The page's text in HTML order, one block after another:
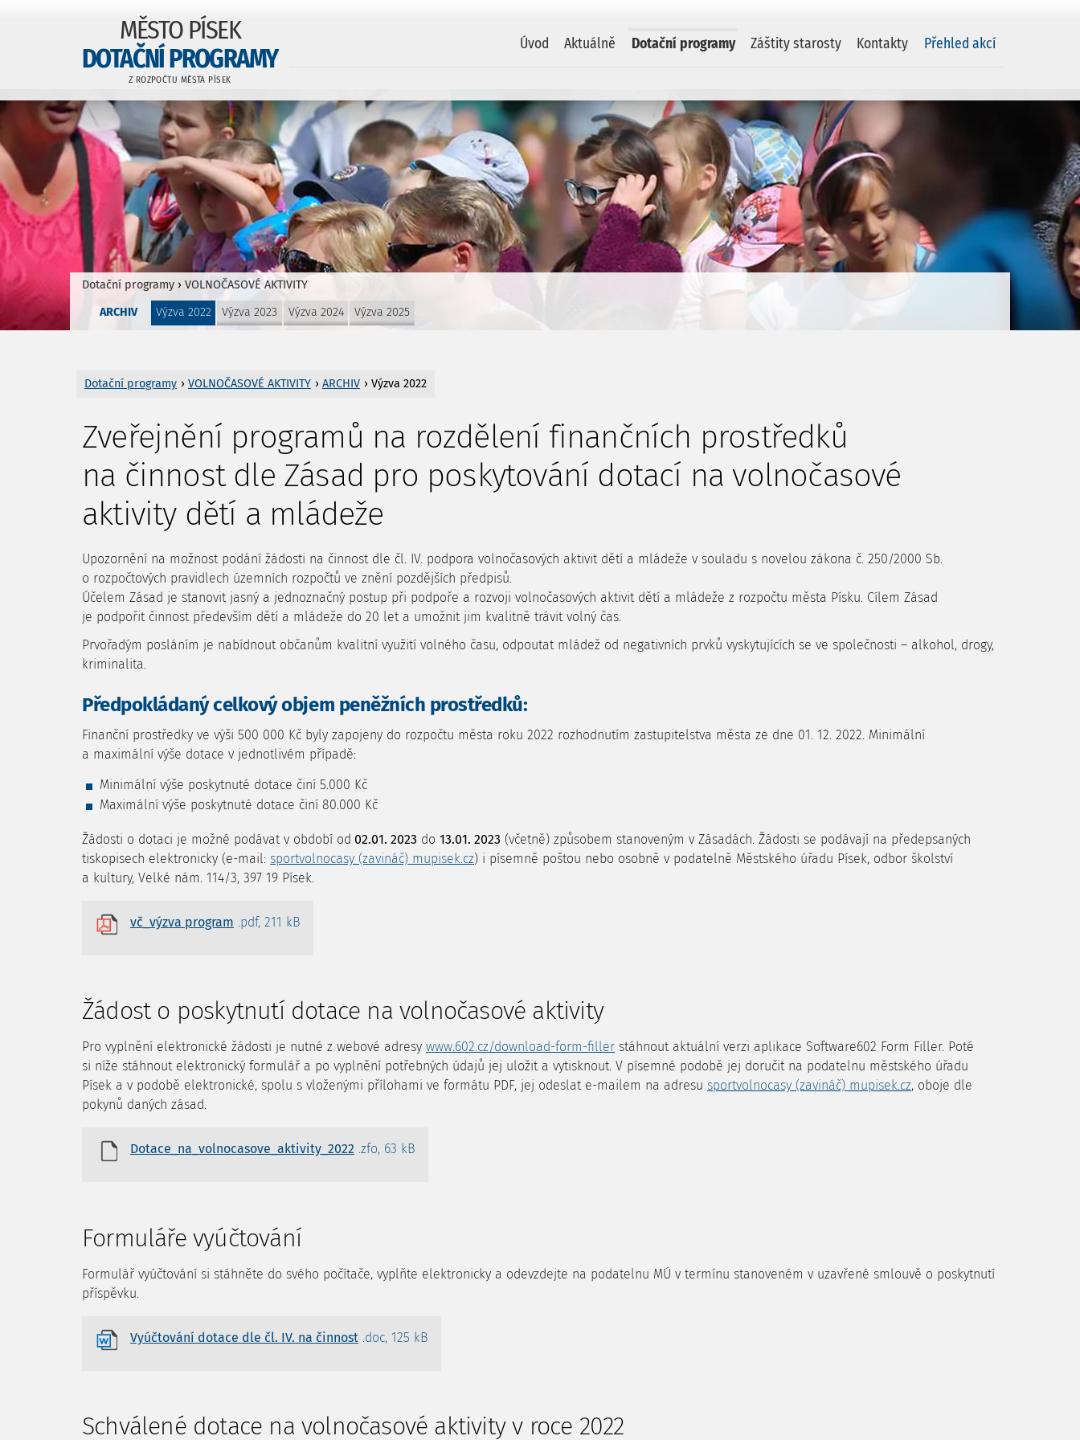
MĚSTO PÍSEK
DOTAČNÍ PROGRAMY
Z ROZPOČTU MĚSTA PÍSEK
Úvod Aktuálně Dotační programy Záštity starosty Kontakty Přehled akcí
Dotační programy › VOLNOČASOVÉ AKTIVITY
ARCHIV Výzva 2022 Výzva 2023 Výzva 2024 Výzva 2025
Dotační programy › VOLNOČASOVÉ AKTIVITY › ARCHIV › Výzva 2022
Zveřejnění programů na rozdělení finančních prostředků
na činnost dle Zásad pro poskytování dotací na volnočasové
aktivity dětí a mládeže
Upozornění na možnost podání žádosti na činnost dle čl. IV. podpora volnočasových aktivit dětí a mládeže v souladu s novelou zákona č. 250/2000 Sb.
o rozpočtových pravidlech územních rozpočtů ve znění pozdějších předpisů.
Účelem Zásad je stanovit jasný a jednoznačný postup při podpoře a rozvoji volnočasových aktivit dětí a mládeže z rozpočtu města Písku. Cílem Zásad
je podpořit činnost především dětí a mládeže do 20 let a umožnit jim kvalitně trávit volný čas.
Prvořadým posláním je nabídnout občanům kvalitní využití volného času, odpoutat mládež od negativních prvků vyskytujících se ve společnosti – alkohol, drogy,
kriminalita.
Předpokládaný celkový objem peněžních prostředků:
Finanční prostředky ve výši 500 000 Kč byly zapojeny do rozpočtu města roku 2022 rozhodnutím zastupitelstva města ze dne 01. 12. 2022. Minimální
a maximální výše dotace v jednotlivém případě:
Minimální výše poskytnuté dotace činí 5.000 Kč
Maximální výše poskytnuté dotace činí 80.000 Kč
Žádosti o dotaci je možné podávat v období od 02.01. 2023 do 13.01. 2023 (včetně) způsobem stanoveným v Zásadách. Žádosti se podávají na předepsaných
tiskopisech elektronicky (e-mail: sportvolnocasy (zavináč) mupisek.cz) i písemně poštou nebo osobně v podatelně Městského úřadu Písek, odbor školství
a kultury, Velké nám. 114/3, 397 19 Písek.
vč_výzva program .pdf, 211 kB
Žádost o poskytnutí dotace na volnočasové aktivity
Pro vyplnění elektronické žádosti je nutné z webové adresy www.602.cz/download-form-filler stáhnout aktuální verzi aplikace Software602 Form Filler. Poté
si níže stáhnout elektronický formulář a po vyplnění potřebných údajů jej uložit a vytisknout. V písemné podobě jej doručit na podatelnu městského úřadu
Písek a v podobě elektronické, spolu s vloženými přílohami ve formátu PDF, jej odeslat e-mailem na adresu sportvolnocasy (zavináč) mupisek.cz, oboje dle
pokynů daných zásad.
Dotace_na_volnocasove_aktivity_2022 .zfo, 63 kB
Formuláře vyúčtování
Formulář vyúčtování si stáhněte do svého počítače, vyplňte elektronicky a odevzdejte na podatelnu MÚ v termínu stanoveném v uzavřené smlouvě o poskytnutí
příspěvku.
Vyúčtování dotace dle čl. IV. na činnost .doc, 125 kB
Schválené dotace na volnočasové aktivity v roce 2022